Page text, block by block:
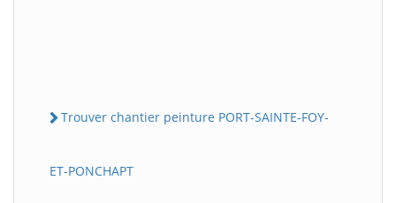
Trouver chantier peinture PORT-SAINTE-FOY-
ET-PONCHAPT